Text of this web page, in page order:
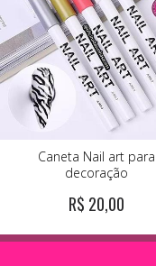
Caneta Nail art para
decoração
R$ 20,00